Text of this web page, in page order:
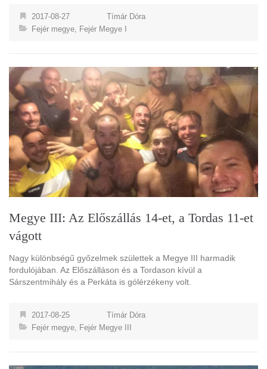
2017-08-27
Tímár Dóra
Fejér megye Fejér Megye I
Megye III: Az Előszállás 14-et, a Tordas 11-et
vágott
Nagy különbségű győzelmek születtek a Megye III harmadik
fordulójában. Az Előszálláson és a Tordason kívül a
Sárszentmihály és a Perkáta is gólérzékeny volt.
2017-08-25
Tímár Dóra
Fejér megye
Fejér Megye III